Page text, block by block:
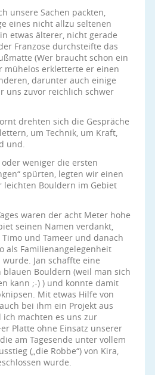
unsere Sachen packten,
eines nicht allzu seltenen
etwas älterer, nicht gerade
Franzose durchsteifte das
(Wer braucht schon ein
mühelos erkletterte er einen
darunter auch einige
uns zuvor reichlich schwer
drehten sich die Gespräche
um Technik, um Kraft,
und.
weniger die ersten
spürten, legten wir einen
leichten Bouldern im Gebiet
waren der acht Meter hohe
seinen Namen verdankt,
und Tameer und danach
als Familienangelegenheit
Jan schaffte eine
blauen Bouldern (weil man sich
kann ;-) ) und konnte damit
Mit etwas Hilfe von
bei ihm ein Projekt aus
machten es uns zur
Platte ohne Einsatz unserer
am Tagesende unter vollem
(„die Robbe“) von Kira,
wurde.